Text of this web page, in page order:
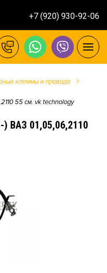
+7 (920) 930-92-06
клеммы и провода
55 см. vk technology
ВАЗ 01,05,06,2110